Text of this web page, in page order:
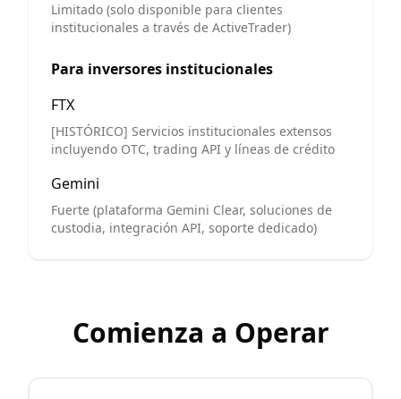
Limitado (solo disponible para clientes
institucionales a través de ActiveTrader)
Para inversores institucionales
FTX
[HISTÓRICO] Servicios institucionales extensos
incluyendo OTC, trading API y líneas de crédito
Gemini
Fuerte (plataforma Gemini Clear, soluciones de
custodia, integración API, soporte dedicado)
Comienza a Operar